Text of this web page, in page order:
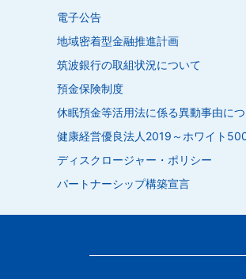
電子公告
地域密着型金融推進計画
筑波銀行の取組状況について
預金保険制度
休眠預金等活用法に係る異動事由に
健康経営優良法人2019～ホワイト
ディスクロージャー・ポリシー
パートナーシップ構築宣言